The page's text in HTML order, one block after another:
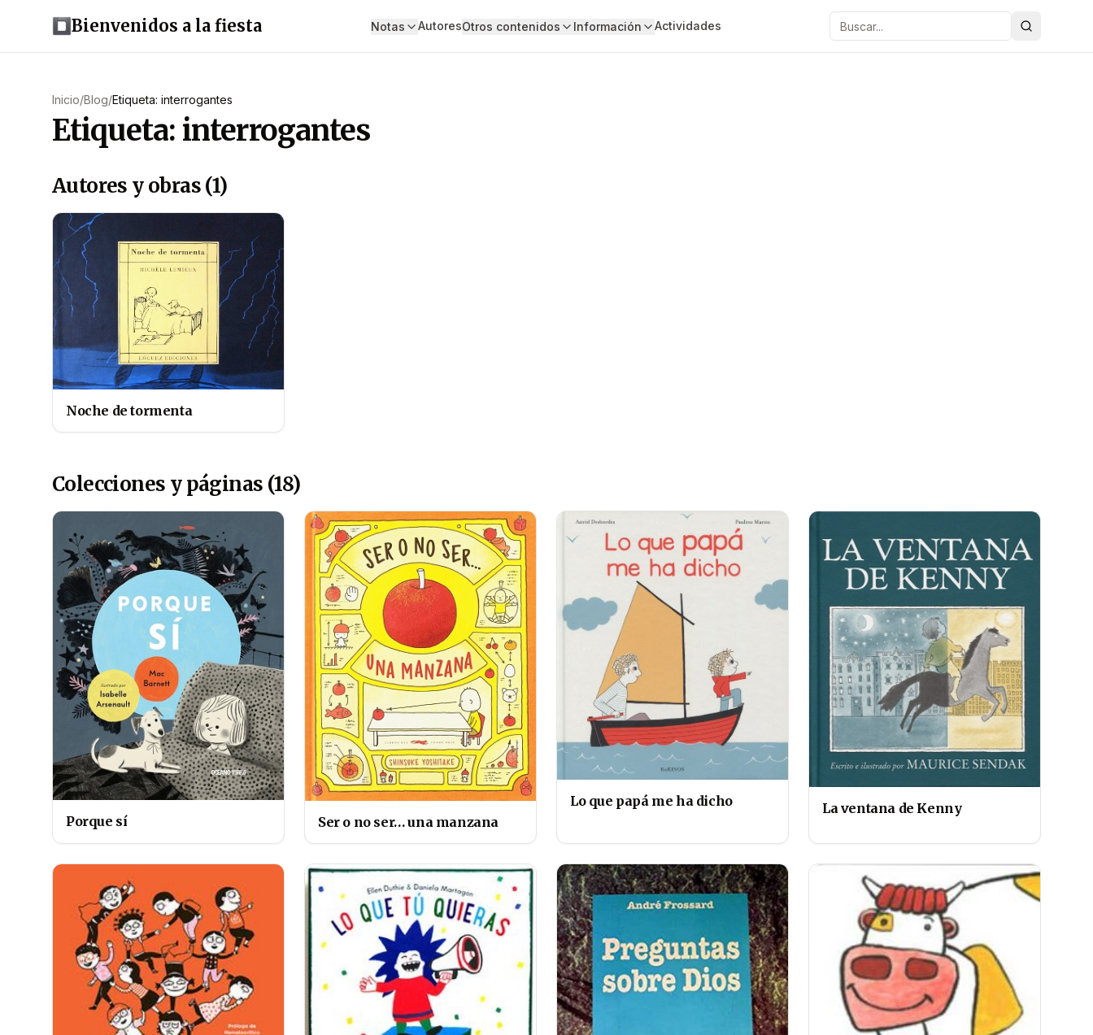
Bienvenidos a la fiesta Notas AutoresOtros contenidos Información Actividades Buscar
Inicio/Blog/Etiqueta: interrogantes
Etiqueta: interrogantes
Autores y obras (1)
Noche de tormenta
Colecciones y páginas (18)
Porque sí Ser o no ser… una manzana
Lo que papá me ha dicho La ventana de Kenny